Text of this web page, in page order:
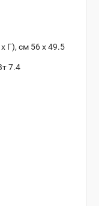
Г), см 56 х 49.5
7.4